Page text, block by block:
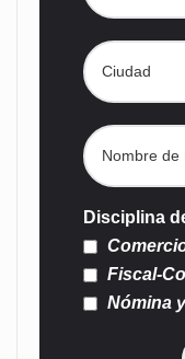
Disciplina
Fiscal-
Nómina